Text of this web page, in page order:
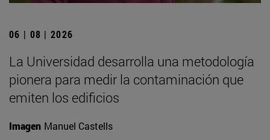
06 | 08 | 2026
La Universidad desarrolla una metodología
pionera para medir la contaminación que
emiten los edificios
Imagen Manuel Castells